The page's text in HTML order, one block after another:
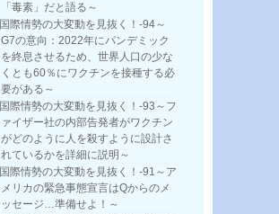
「毒素」だと語る～
国際情勢の大変動を見抜く！-94～
G7の意向：2022年にパンデミック
を終息させるため、世界人口の少な
くとも60％にワクチンを接種する必
要がある～
国際情勢の大変動を見抜く！-93～フ
ァイザー社の内部告発者がワクチン
がどのように人を殺すように設計さ
れているかを詳細に説明～
国際情勢の大変動を見抜く！-91～ア
メリカの緊急事態宣言はQからのメ
ッセージ…準備せよ！～